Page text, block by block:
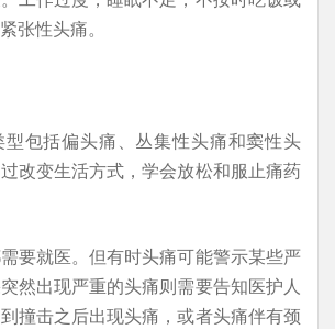
张性头痛。
包括偏头痛、丛集性头痛和窦性头
改变生活方式，学会放松和服止痛药
要就医。但有时头痛可能警示某些严
然出现严重的头痛则需要告知医护人
撞击之后出现头痛，或者头痛伴有颈